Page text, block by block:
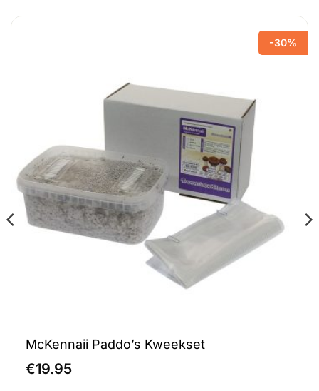
-30%
McKennaii Paddo’s Kweekset
€19.95